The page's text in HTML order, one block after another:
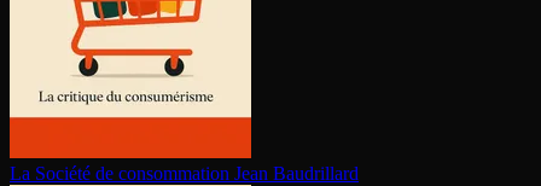
La Société de consom­ma­tion Jean Baudrillard